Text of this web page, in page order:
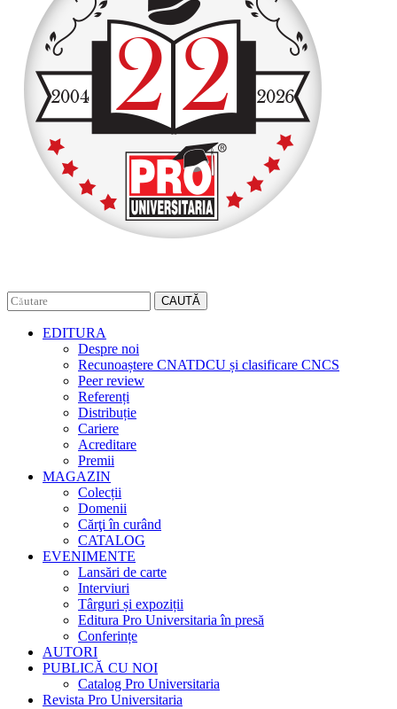
CAUTĂ
EDITURA
Despre noi
Recunoaștere CNATDCU și clasificare CNCS
Peer review
Referenți
Distribuție
Cariere
Acreditare
Premii
MAGAZIN
Colecții
Domenii
Cărţi în curând
CATALOG
EVENIMENTE
Lansări de carte
Interviuri
Târguri și expoziții
Editura Pro Universitaria în presă
Conferințe
AUTORI
PUBLICĂ CU NOI
Catalog Pro Universitaria
Revista Pro Universitaria